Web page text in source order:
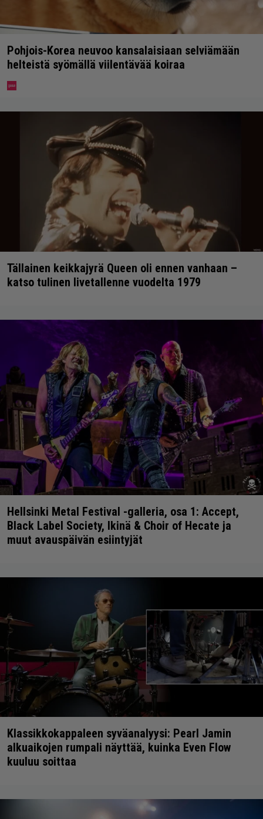
Pohjois-Korea neuvoo kansalaisiaan selviämään
helteistä syömällä viilentävää koiraa
Tällainen keikkajyrä Queen oli ennen vanhaan –
katso tulinen livetallenne vuodelta 1979
Hellsinki Metal Festival -galleria, osa 1: Accept,
Black Label Society, Ikinä & Choir of Hecate ja
muut avauspäivän esiintyjät
Klassikkokappaleen syväanalyysi: Pearl Jamin
alkuaikojen rumpali näyttää, kuinka Even Flow
kuuluu soittaa